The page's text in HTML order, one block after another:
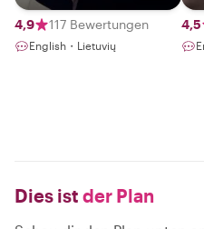
4,9 117 Bewertungen
English・Lietuvių
4,5
Dies ist der Plan